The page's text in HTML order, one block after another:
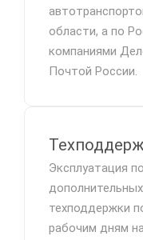
области, а по
компаниями
Почтой России.
Эксплуатация
техподдержки
рабочим дням